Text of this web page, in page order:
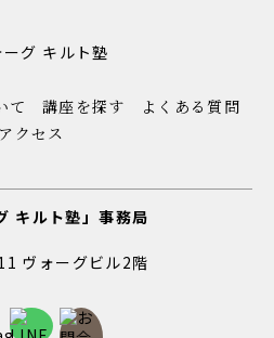
て 講座を探す
よくある質問
アクセス
キルト塾」事務局
ヴォーグビル2階